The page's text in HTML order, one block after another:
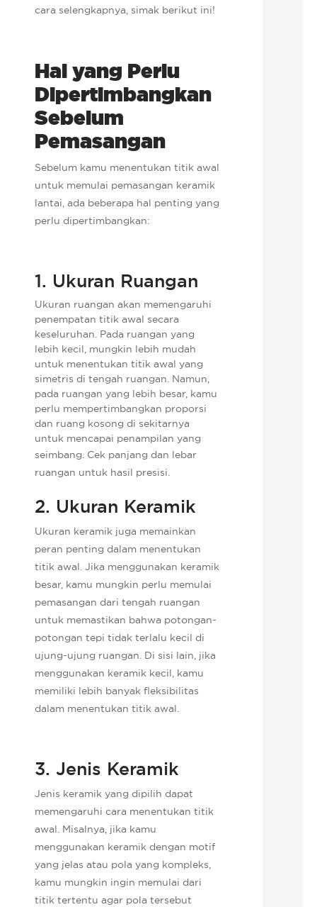
cara selengkapnya, simak berikut ini!
Hal yang Perlu
Dipertimbangkan
Sebelum
Pemasangan
Sebelum kamu menentukan titik awal
untuk memulai pemasangan keramik
lantai, ada beberapa hal penting yang
perlu dipertimbangkan:
1. Ukuran Ruangan
Ukuran ruangan akan memengaruhi
penempatan titik awal secara
keseluruhan. Pada ruangan yang
lebih kecil, mungkin lebih mudah
untuk menentukan titik awal yang
simetris di tengah ruangan. Namun,
pada ruangan yang lebih besar, kamu
perlu mempertimbangkan proporsi
dan ruang kosong di sekitarnya
untuk mencapai penampilan yang
seimbang. Cek panjang dan lebar
ruangan untuk hasil presisi.
2. Ukuran Keramik
Ukuran keramik juga memainkan
peran penting dalam menentukan
titik awal. Jika menggunakan keramik
besar, kamu mungkin perlu memulai
pemasangan dari tengah ruangan
untuk memastikan bahwa potongan-
potongan tepi tidak terlalu kecil di
ujung-ujung ruangan. Di sisi lain, jika
menggunakan keramik kecil, kamu
memiliki lebih banyak fleksibilitas
dalam menentukan titik awal.
3. Jenis Keramik
Jenis keramik yang dipilih dapat
memengaruhi cara menentukan titik
awal. Misalnya, jika kamu
menggunakan keramik dengan motif
yang jelas atau pola yang kompleks,
kamu mungkin ingin memulai dari
titik tertentu agar pola tersebut